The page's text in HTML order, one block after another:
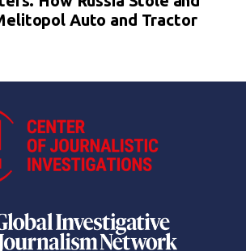
Auto and Tractor